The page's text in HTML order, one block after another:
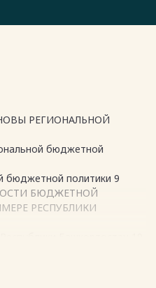
РЕГИОНАЛЬНОЙ
бюджетной
бюджетной политики 9
БЮДЖЕТНОЙ
РЕСПУБЛИКИ
РБ 23